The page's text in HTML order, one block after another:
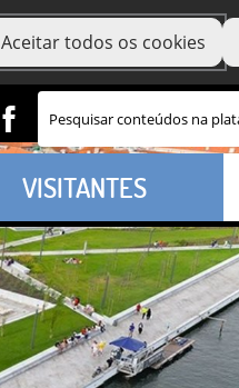
Aceitar todos os cookies
VISITANTES